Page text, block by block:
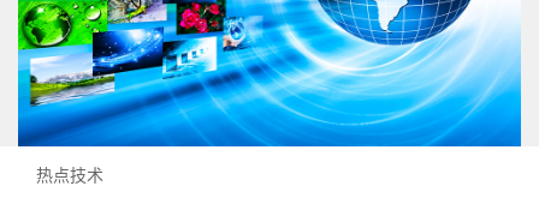
热点技术